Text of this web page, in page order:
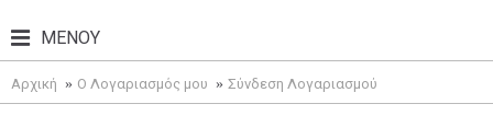
ΜΕΝΟΎ
Αρχική O Λογαριασμός μου Σύνδεση Λογαριασμού